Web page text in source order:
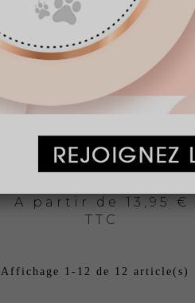
LOTION
A partir de 13,95 €
TTC
Affichage 1-12 de 12 article(s)